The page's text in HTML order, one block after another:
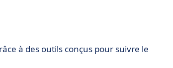
à des outils conçus pour suivre le